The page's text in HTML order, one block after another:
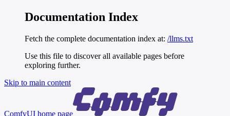
Documentation Index
Fetch the complete documentation index at: /llms.txt
Use this file to discover all available pages before
exploring further.
Skip to main content
ComfyUI home page